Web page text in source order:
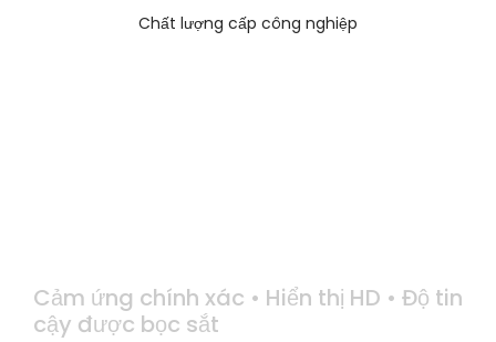
Chất lượng cấp công nghiệp
Cảm ứng chính xác • Hiển thị HD • Độ tin
cậy được bọc sắt